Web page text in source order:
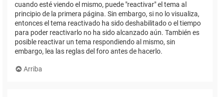
cuando esté viendo el mismo, puede "reactivar" el tema al
principio de la primera página. Sin embargo, si no lo visualiza,
entonces el tema reactivado ha sido deshabilitado o el tiempo
para poder reactivarlo no ha sido alcanzado aún. También es
posible reactivar un tema respondiendo al mismo, sin
embargo, lea las reglas del foro antes de hacerlo.
Arriba